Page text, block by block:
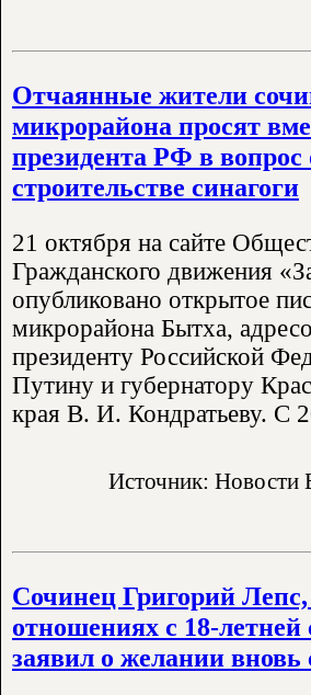
Отчаянные жители
микрорайона просят
президента РФ в вопрос
строительстве синагоги
21 октября на сайте
Гражданского движения
опубликовано открытое
микрорайона Бытха,
президенту Российской
Путину и губернатору
края В. И. Кондратьеву. С
Источник: Новости
Сочинец Григорий
отношениях с 18-летней
заявил о желании вновь